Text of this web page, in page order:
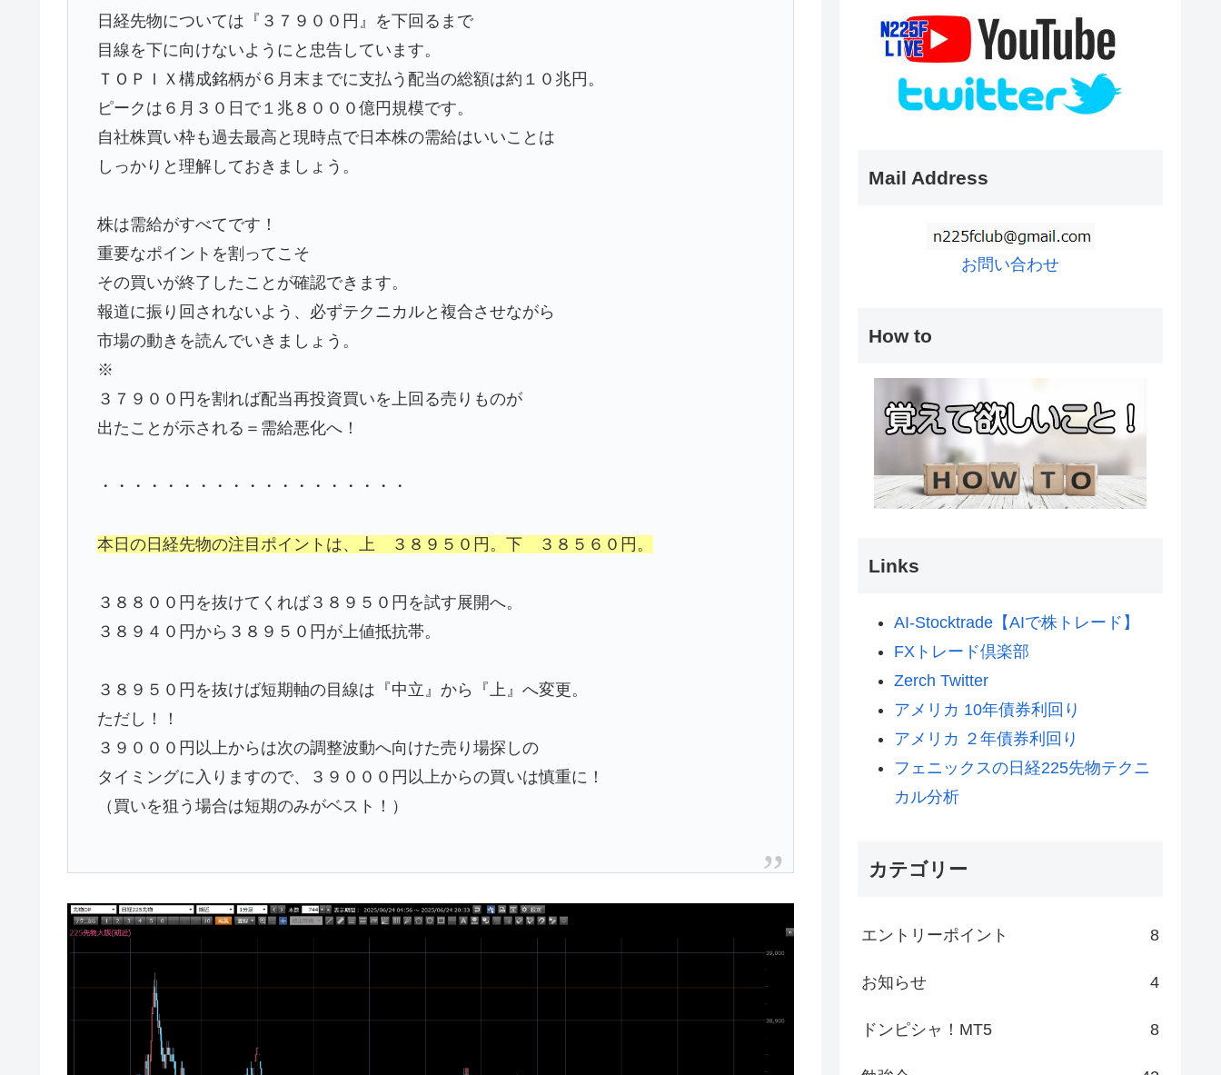
日経先物については『３７９００円』を下回るまで
目線を下に向けないようにと忠告しています。
ＴＯＰＩＸ構成銘柄が６月末までに支払う配当の総額は約１０兆円。
ピークは６月３０日で１兆８０００億円規模です。
自社株買い枠も過去最高と現時点で日本株の需給はいいことは
しっかりと理解しておきましょう。
株は需給がすべてです！
重要なポイントを割ってこそ
その買いが終了したことが確認できます。
報道に振り回されないよう、必ずテクニカルと複合させながら
市場の動きを読んでいきましょう。
※
３７９００円を割れば配当再投資買いを上回る売りものが
出たことが示される＝需給悪化へ！
・・・・・・・・・・・・・・・・・・・
本日の日経先物の注目ポイントは、上 ３８９５０円。下 ３８５６０円。
３８８００円を抜けてくれば３８９５０円を試す展開へ。
３８９４０円から３８９５０円が上値抵抗帯。
３８９５０円を抜けば短期軸の目線は『中立』から『上』へ変更。
ただし！！
３９０００円以上からは次の調整波動へ向けた売り場探しの
タイミングに入りますので、３９０００円以上からの買いは慎重に！
（買いを狙う場合は短期のみがベスト！）
Mail Address
お問い合わせ
How to
Links
AI-Stocktrade【AIで株トレード】
FXトレード倶楽部
Zerch Twitter
アメリカ 10年債券利回り
アメリカ ２年債券利回り
フェニックスの日経225先物テクニ
カル分析
カテゴリー
エントリーポイント 8
お知らせ 4
ドンピシャ！MT5 8